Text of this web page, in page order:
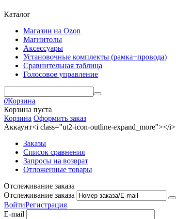
Каталог
Магазин на Ozon
Магнитолы
Аксессуары
Установочные комплекты (рамка+провода)
Сравнительная таблица
Голосовое управление
0Корзина
Корзина пуста
Корзина Оформить заказ
Аккаунт<i class="ut2-icon-outline-expand_more"></i>
Заказы
Список сравнения
Запросы на возврат
Отложенные товары
Отслеживание заказа
Отслеживание заказа
ВойтиРегистрация
E-mail